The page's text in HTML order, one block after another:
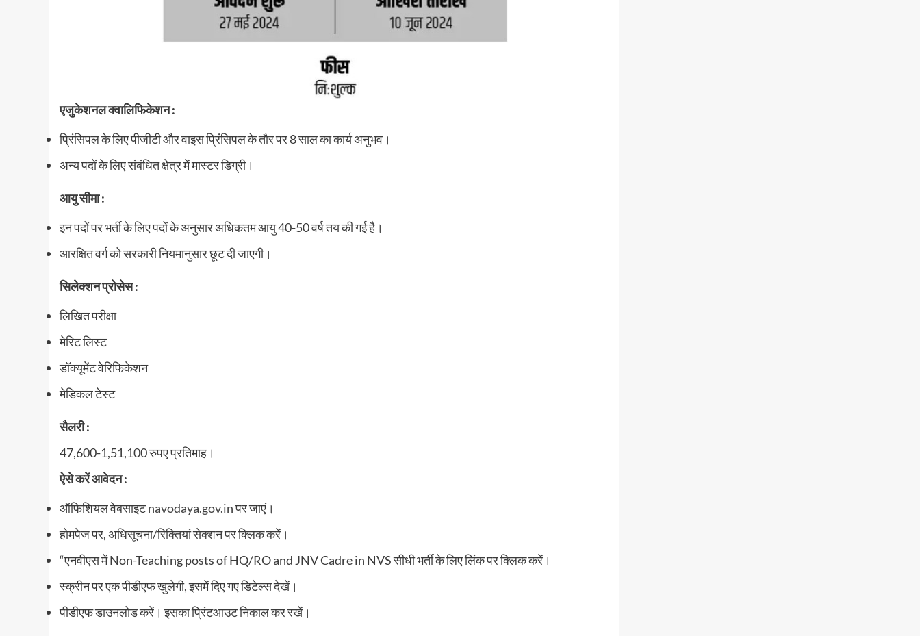
एजुकेशनल क्वालिफिकेशन :
प्रिंसिपल के लिए पीजीटी और वाइस प्रिंसिपल के तौर पर 8 साल का कार्य अनुभव।
अन्य पदों के लिए संबंधित क्षेत्र में मास्टर डिग्री।
आयु सीमा :
इन पदों पर भर्ती के लिए पदों के अनुसार अधिकतम आयु 40-50 वर्ष तय की गई है।
आरक्षित वर्ग को सरकारी नियमानुसार छूट दी जाएगी।
सिलेक्शन प्रोसेस :
लिखित परीक्षा
मेरिट लिस्‍ट
डॉक्यूमेंट वेरिफिकेशन
मेडिकल टेस्ट
सैलरी :
47,600-1,51,100 रुपए प्रतिमाह।
ऐसे करें आवेदन :
ऑफिशियल वेबसाइटnavodaya.gov.inपर जाएं।
होमपेज पर, अधिसूचना/रिक्तियां सेक्शन पर क्लिक करें।
“एनवीएस में Non-Teaching posts of HQ/RO and JNV Cadre in NVS सीधी भर्ती के लिए लिंक पर क्लिक करें।
स्क्रीन पर एक पीडीएफ खुलेगी, इसमें दिए गए डिटेल्स देखें।
पीडीएफ डाउनलोड करें। इसका प्रिंटआउट निकाल कर रखें।